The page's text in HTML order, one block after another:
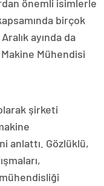
önemli isimlerle
birçok
ayında da
Makine Mühendisi
şirketi
anlattı. Gözlüklü,
mühendisliği